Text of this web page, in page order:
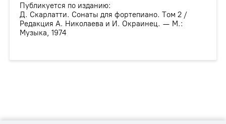
Публикуется по изданию:
Д. Скарлатти. Сонаты для фортепиано. Том 2 /
Редакция А. Николаева и И. Окраинец. — М.:
Музыка, 1974